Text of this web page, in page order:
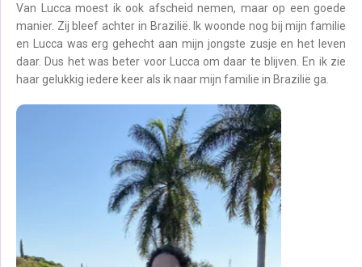
Van Lucca moest ik ook afscheid nemen, maar op een goede
manier. Zij bleef achter in Brazilië. Ik woonde nog bij mijn familie
en Lucca was erg gehecht aan mijn jongste zusje en het leven
daar. Dus het was beter voor Lucca om daar te blijven. En ik zie
haar gelukkig iedere keer als ik naar mijn familie in Brazilië ga.